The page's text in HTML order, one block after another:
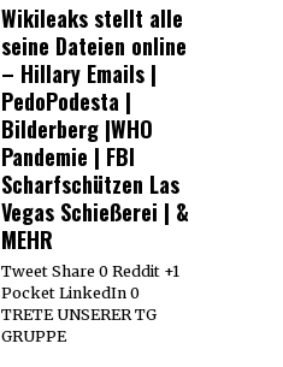
Wikileaks stellt alle
seine Dateien online
– Hillary Emails |
PedoPodesta |
Bilderberg |WHO
Pandemie | FBI
Scharfschützen Las
Vegas Schießerei | &
MEHR
Tweet Share 0 Reddit +1
Pocket LinkedIn 0
TRETE UNSERER TG
GRUPPE